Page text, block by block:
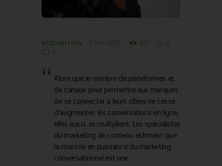
ACQUISITION
Alors que le nombre de plateformes et
de canaux pour permettre aux marques
de se connecter à leurs cibles ne cesse
d’augmenter, les conversations en ligne,
elles aussi, se multiplient. Les spécialistes
du marketing de contenu estiment que
la montée en puissance du marketing
conversationnel est une …